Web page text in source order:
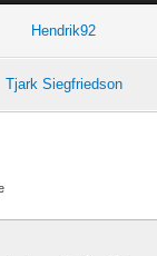
Hendrik92
Tjark Siegfriedson